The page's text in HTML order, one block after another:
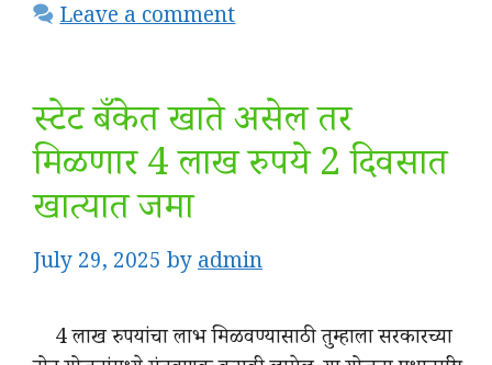
Leave a comment
स्टेट बँकेत खाते असेल तर
मिळणार 4 लाख रुपये 2 दिवसात
खात्यात जमा
July 29, 2025 byadmin
4 लाख रुपयांचा लाभ मिळवण्यासाठी तुम्हाला सरकारच्या